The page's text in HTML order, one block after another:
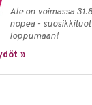
Ale on voimassa
nopea -
loppumaan!
»